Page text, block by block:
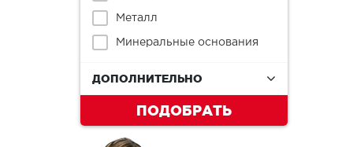
Металл
Минеральные основания
ДОПОЛНИТЕЛЬНО
ПОДОБРАТЬ